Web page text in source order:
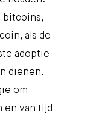
bitcoins,
als de
adoptie
dienen.
om
en van tijd